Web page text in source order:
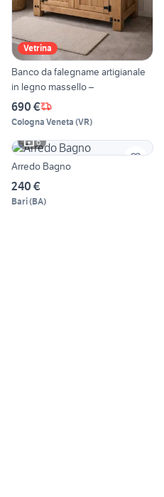
Vetrina
Banco da falegname artigianale
in legno massello –
690 €
Cologna Veneta (VR)
6
Arredo Bagno
240 €
Bari(BA)